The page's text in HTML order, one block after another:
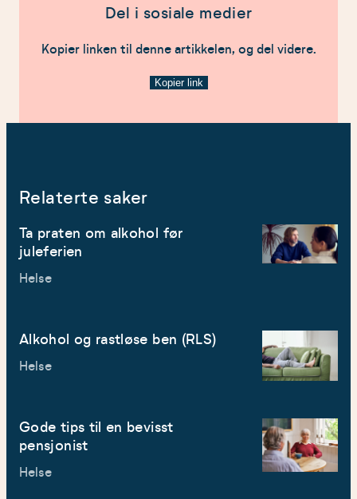
Tine ASA: Dette er fermentering
Del i sosiale medier
Kopier linken til denne artikkelen, og del videre.
Kopier link
Relaterte saker
Ta praten om alkohol før
juleferien
Helse
Alkohol og rastløse ben (RLS)
Helse
Gode tips til en bevisst
pensjonist
Helse